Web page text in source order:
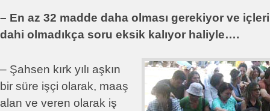
– En az 32 madde daha olması gerekiyor ve
dahi olmadıkça soru eksik kalıyor haliyle….
– Şahsen kırk yılı aşkın
bir süre işçi olarak, maaş
alan ve veren olarak iş